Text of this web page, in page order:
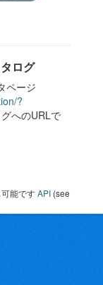
ログ
ページ
?
へのURLで
能ですAPI (see